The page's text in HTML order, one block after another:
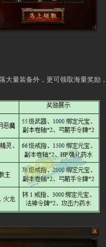
量装备外，更可领取海量奖励